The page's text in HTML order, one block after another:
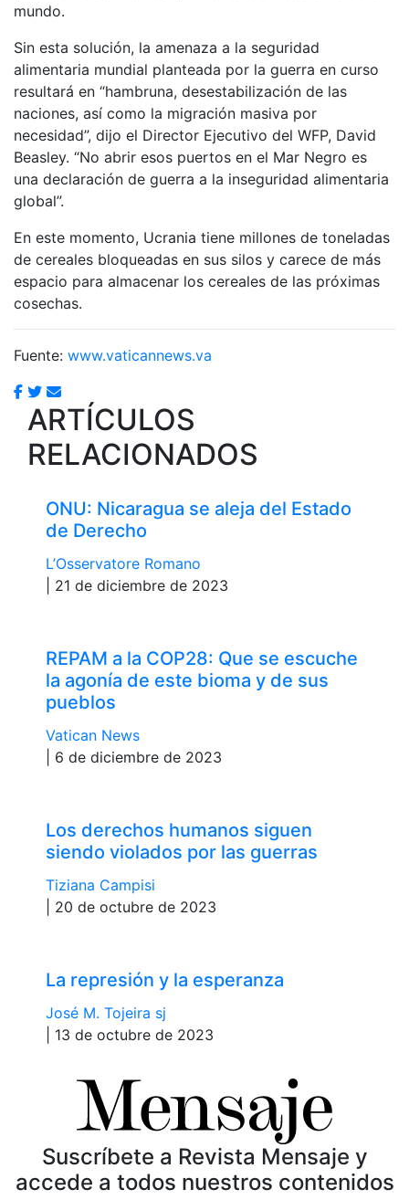
mundo.
Sin esta solución, la amenaza a la seguridad
alimentaria mundial planteada por la guerra en curso
resultará en “hambruna, desestabilización de las
naciones, así como la migración masiva por
necesidad”, dijo el Director Ejecutivo del WFP, David
Beasley. “No abrir esos puertos en el Mar Negro es
una declaración de guerra a la inseguridad alimentaria
global”.
En este momento, Ucrania tiene millones de toneladas
de cereales bloqueadas en sus silos y carece de más
espacio para almacenar los cereales de las próximas
cosechas.
Fuente: www.vaticannews.va
ARTÍCULOS
RELACIONADOS
ONU: Nicaragua se aleja del Estado
de Derecho
L’Osservatore Romano
| 21 de diciembre de 2023
REPAM a la COP28: Que se escuche
la agonía de este bioma y de sus
pueblos
Vatican News
| 6 de diciembre de 2023
Los derechos humanos siguen
siendo violados por las guerras
Tiziana Campisi
| 20 de octubre de 2023
La represión y la esperanza
José M. Tojeira sj
| 13 de octubre de 2023
Suscríbete a Revista Mensaje y
accede a todos nuestros contenidos